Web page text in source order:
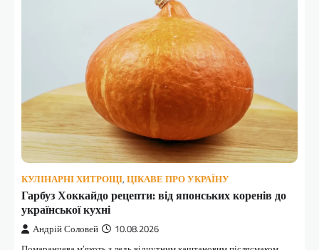
КУЛІНАРНІ ХИТРОЩІ, ЦІКАВЕ ПРО УКРАЇНУ
Гарбуз Хоккайдо рецепти: від японських коренів до
української кухні
Андрій Соловей 10.08.2026